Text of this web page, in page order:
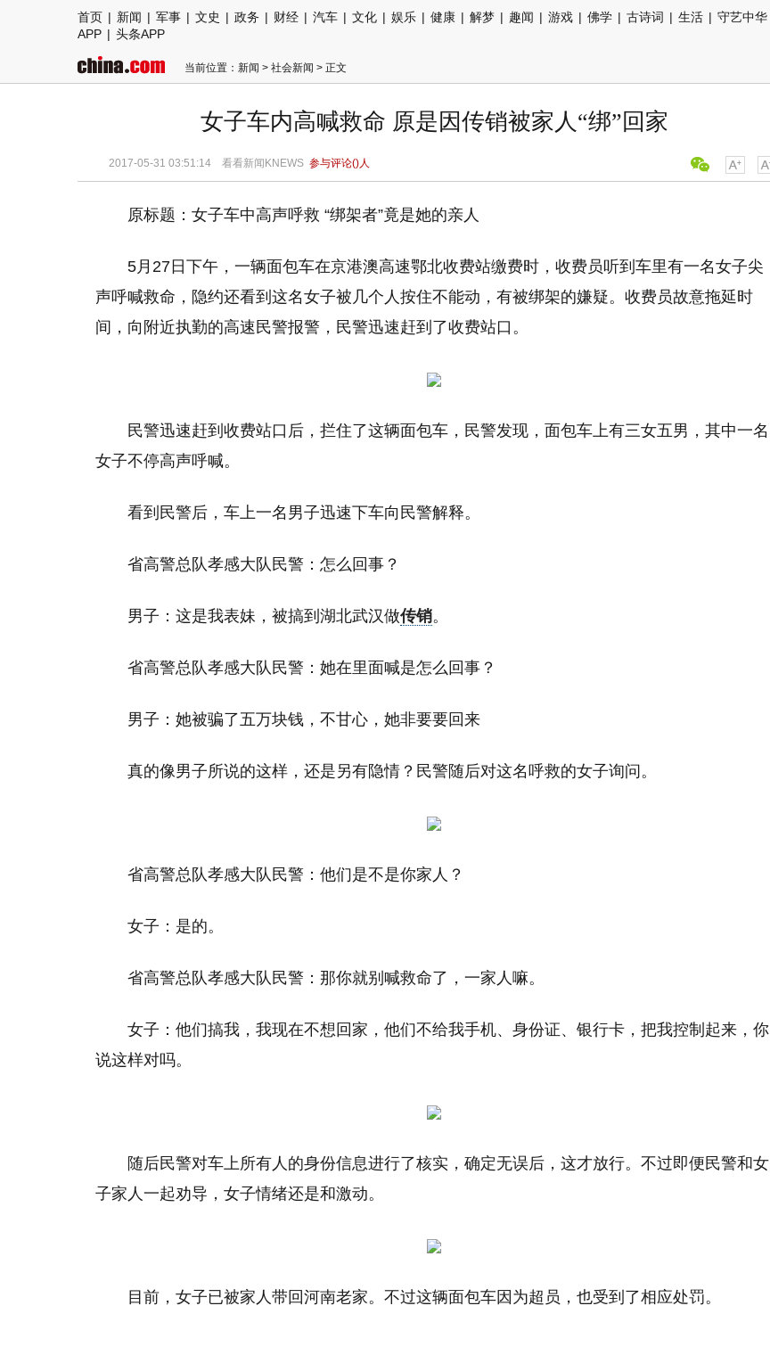
首页 | 新闻 | 军事 | 文史 | 政务 | 财经 | 汽车 | 文化 | 娱乐 | 健康 | 解梦 | 趣闻 | 游戏 | 佛学 | 古诗词 | 生活 | 守艺中华
APP | 头条APP
当前位置： 新闻 > 社会新闻 > 正文
女子车内高喊救命 原是因传销被家人“绑”回家
2017-05-31 03:51:14 看看新闻KNEWS 参与评论()人
原标题：女子车中高声呼救 “绑架者”竟是她的亲人
5月27日下午，一辆面包车在京港澳高速鄂北收费站缴费时，收费员听到车里有一名女子尖
声呼喊救命，隐约还看到这名女子被几个人按住不能动，有被绑架的嫌疑。收费员故意拖延时
间，向附近执勤的高速民警报警，民警迅速赶到了收费站口。
民警迅速赶到收费站口后，拦住了这辆面包车，民警发现，面包车上有三女五男，其中一名
女子不停高声呼喊。
看到民警后，车上一名男子迅速下车向民警解释。
省高警总队孝感大队民警：怎么回事？
男子：这是我表妹，被搞到湖北武汉做传销。
省高警总队孝感大队民警：她在里面喊是怎么回事？
男子：她被骗了五万块钱，不甘心，她非要要回来
真的像男子所说的这样，还是另有隐情？民警随后对这名呼救的女子询问。
省高警总队孝感大队民警：他们是不是你家人？
女子：是的。
省高警总队孝感大队民警：那你就别喊救命了，一家人嘛。
女子：他们搞我，我现在不想回家，他们不给我手机、身份证、银行卡，把我控制起来，你
说这样对吗。
随后民警对车上所有人的身份信息进行了核实，确定无误后，这才放行。不过即便民警和女
子家人一起劝导，女子情绪还是和激动。
目前，女子已被家人带回河南老家。不过这辆面包车因为超员，也受到了相应处罚。